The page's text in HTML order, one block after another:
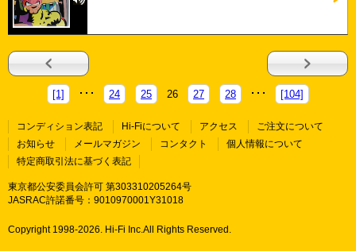
[1] 24 25 26 27 28 [104]
コンディション表記 Hi-Fiについて アクセス
ご注文について
お知らせ
メールマガジン コンタクト
個人情報について
特定商取引法に基づく表記
東京都公安委員会許可 第303310205264号
JASRAC許諾番号：9010970001Y31018
Copyright 1998-2026. Hi-Fi Inc.All Rights Reserved.